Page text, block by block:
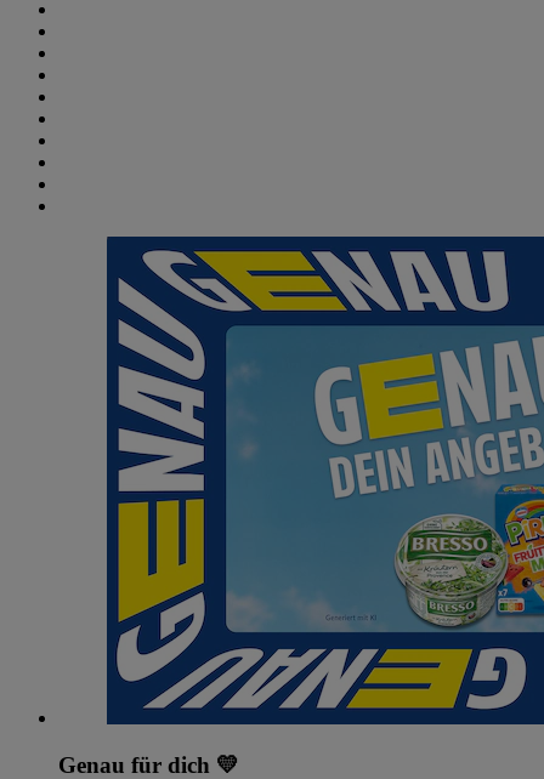
Genau für dich 💛